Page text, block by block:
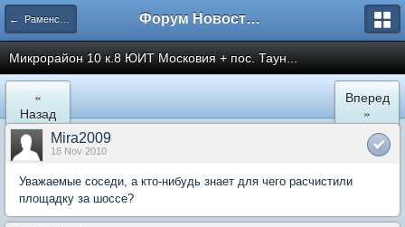
← Раменское Форум Новостройки
Микрорайон 10 к.8 ЮИТ Московия + пос. Таун...
«
Назад
Вперед
»
Mira2009
18 Nov 2010
Уважаемые соседи, а кто-нибудь знает для чего расчистили
площадку за шоссе?